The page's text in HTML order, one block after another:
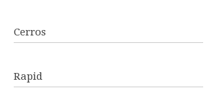
Cerros
Rapid